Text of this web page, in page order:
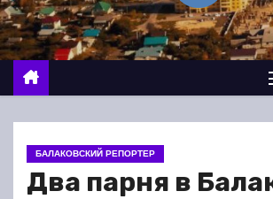
о
м
у
БАЛАКОВСКИЙ РЕПОРТЕР
Два парня в